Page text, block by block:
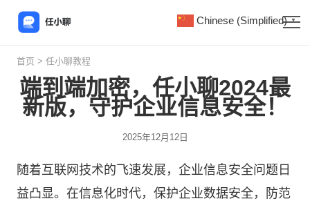
首页 > 任小聊教程
端到端加密，任小聊2024最
新版，守护企业信息安全！
2025年12月12日
随着互联网技术的飞速发展，企业信息安全问题日
益凸显。在信息化时代，保护企业数据安全，防范
Chinese (Simplified) ▼